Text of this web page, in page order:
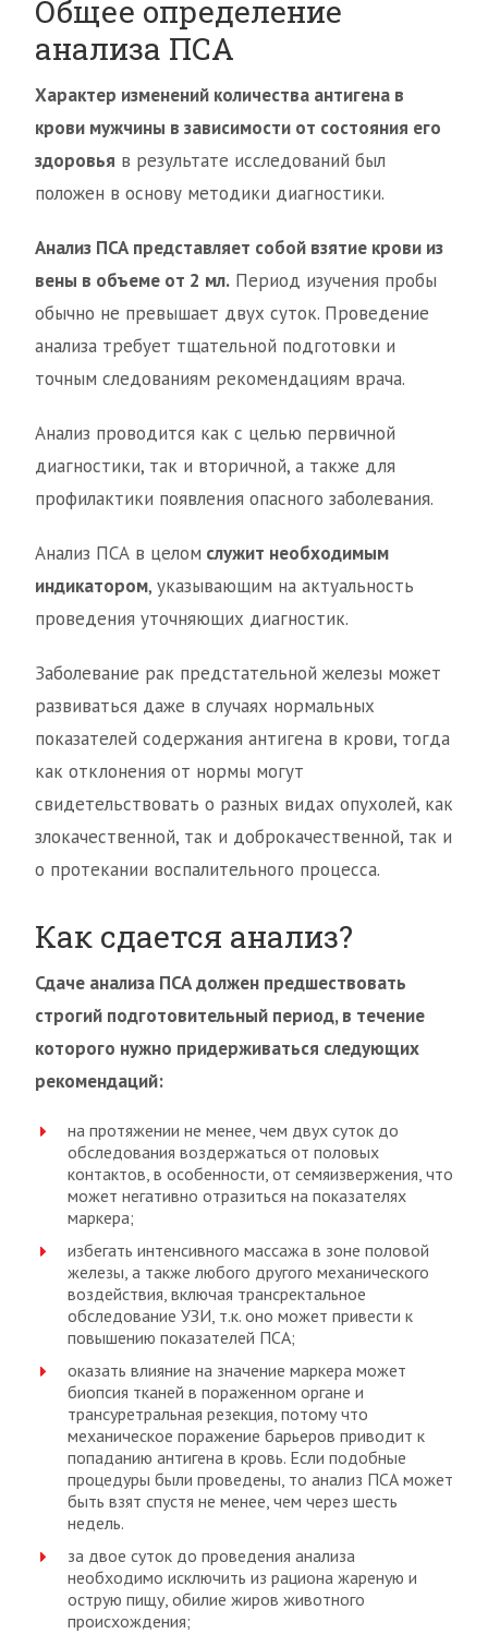
Общее определение
анализа ПСА
Характер изменений количества антигена в
крови мужчины в зависимости от состояния его
здоровья в результате исследований был
положен в основу методики диагностики.
Анализ ПСА представляет собой взятие крови из
вены в объеме от 2 мл. Период изучения пробы
обычно не превышает двух суток. Проведение
анализа требует тщательной подготовки и
точным следованиям рекомендациям врача.
Анализ проводится как с целью первичной
диагностики, так и вторичной, а также для
профилактики появления опасного заболевания.
Анализ ПСА в целом служит необходимым
индикатором, указывающим на актуальность
проведения уточняющих диагностик.
Заболевание рак предстательной железы может
развиваться даже в случаях нормальных
показателей содержания антигена в крови, тогда
как отклонения от нормы могут
свидетельствовать о разных видах опухолей, как
злокачественной, так и доброкачественной, так и
о протекании воспалительного процесса.
Как сдается анализ?
Сдаче анализа ПСА должен предшествовать
строгий подготовительный период, в течение
которого нужно придерживаться следующих
рекомендаций:
на протяжении не менее, чем двух суток до
обследования воздержаться от половых
контактов, в особенности, от семяизвержения, что
может негативно отразиться на показателях
маркера;
избегать интенсивного массажа в зоне половой
железы, а также любого другого механического
воздействия, включая трансректальное
обследование УЗИ, т.к. оно может привести к
повышению показателей ПСА;
оказать влияние на значение маркера может
биопсия тканей в пораженном органе и
трансуретральная резекция, потому что
механическое поражение барьеров приводит к
попаданию антигена в кровь. Если подобные
процедуры были проведены, то анализ ПСА может
быть взят спустя не менее, чем через шесть
недель.
за двое суток до проведения анализа
необходимо исключить из рациона жареную и
острую пищу, обилие жиров животного
происхождения;